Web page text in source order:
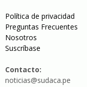
Política de privacidad
Preguntas Frecuentes
Nosotros
Suscríbase
Contacto:
noticias@sudaca.pe